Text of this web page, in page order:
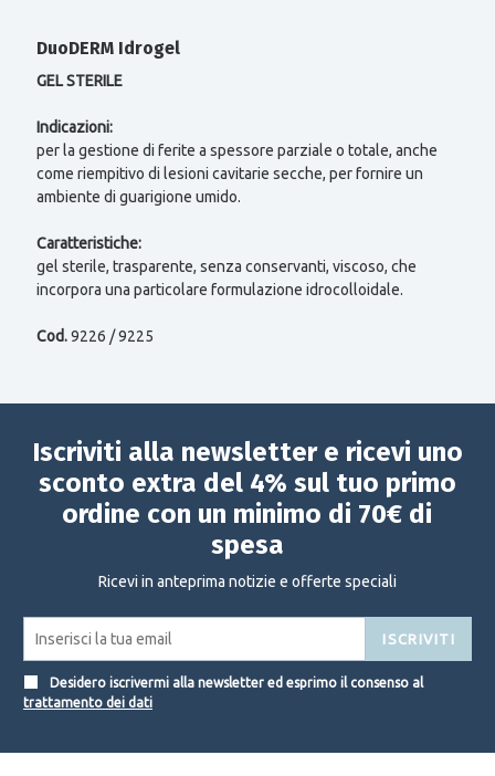
DuoDERM Idrogel
GEL STERILE
Indicazioni:
per la gestione di ferite a spessore parziale o totale, anche
come riempitivo di lesioni cavitarie secche, per fornire un
ambiente di guarigione umido.
Caratteristiche:
gel sterile, trasparente, senza conservanti, viscoso, che
incorpora una particolare formulazione idrocolloidale.
Cod.9226 / 9225
Iscriviti alla newsletter e ricevi uno
sconto extra del 4% sul tuo primo
ordine con un minimo di 70€ di
spesa
Ricevi in anteprima notizie e offerte speciali
ISCRIVITI
Desidero iscrivermi alla newsletter ed esprimo il consenso al
trattamento dei dati